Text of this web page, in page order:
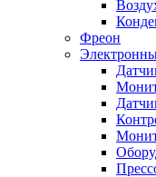
Фреон